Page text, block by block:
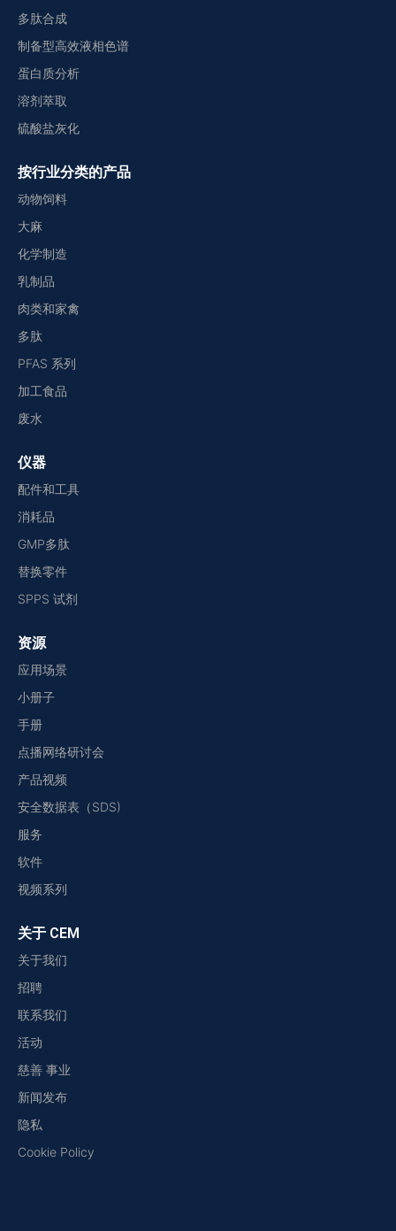
多肽合成
制备型高效液相色谱
蛋白质分析
溶剂萃取
硫酸盐灰化
按行业分类的产品
动物饲料
大麻
化学制造
乳制品
肉类和家禽
多肽
PFAS 系列
加工食品
废水
仪器
配件和工具
消耗品
GMP多肽
替换零件
SPPS 试剂
资源
应用场景
小册子
手册
点播网络研讨会
产品视频
安全数据表（SDS)
服务
软件
视频系列
关于 CEM
关于我们
招聘
联系我们
活动
慈善 事业
新闻发布
隐私
Cookie Policy